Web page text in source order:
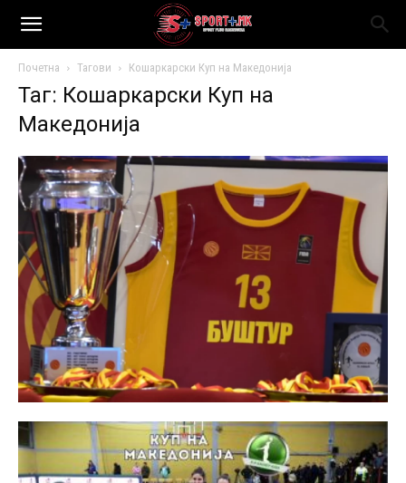
Почетна Тагови Кошаркарски Куп на Македонија
Таг: Кошаркарски Куп на
Македонија